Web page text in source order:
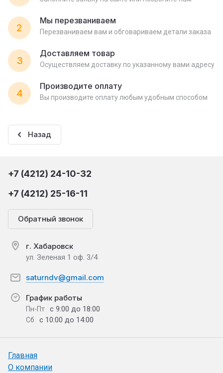
2
Мы перезваниваем
Перезваниваем вам и обговариваем детали заказа
3
Доставляем товар
Осуществляем доставку по указанному вами адресу
4
Производите оплату
Вы производите оплату любым удобным способом
Назад
+7 (4212) 24-10-32
+7 (4212) 25-16-11
Обратный звонок
г. Хабаровск
ул. Зеленая 1 оф. 3/4
saturndv@gmail.com
График работы
Пн-Пт с 9:00 до 18:00
Сб с 10:00 до 14:00
Главная
О компании